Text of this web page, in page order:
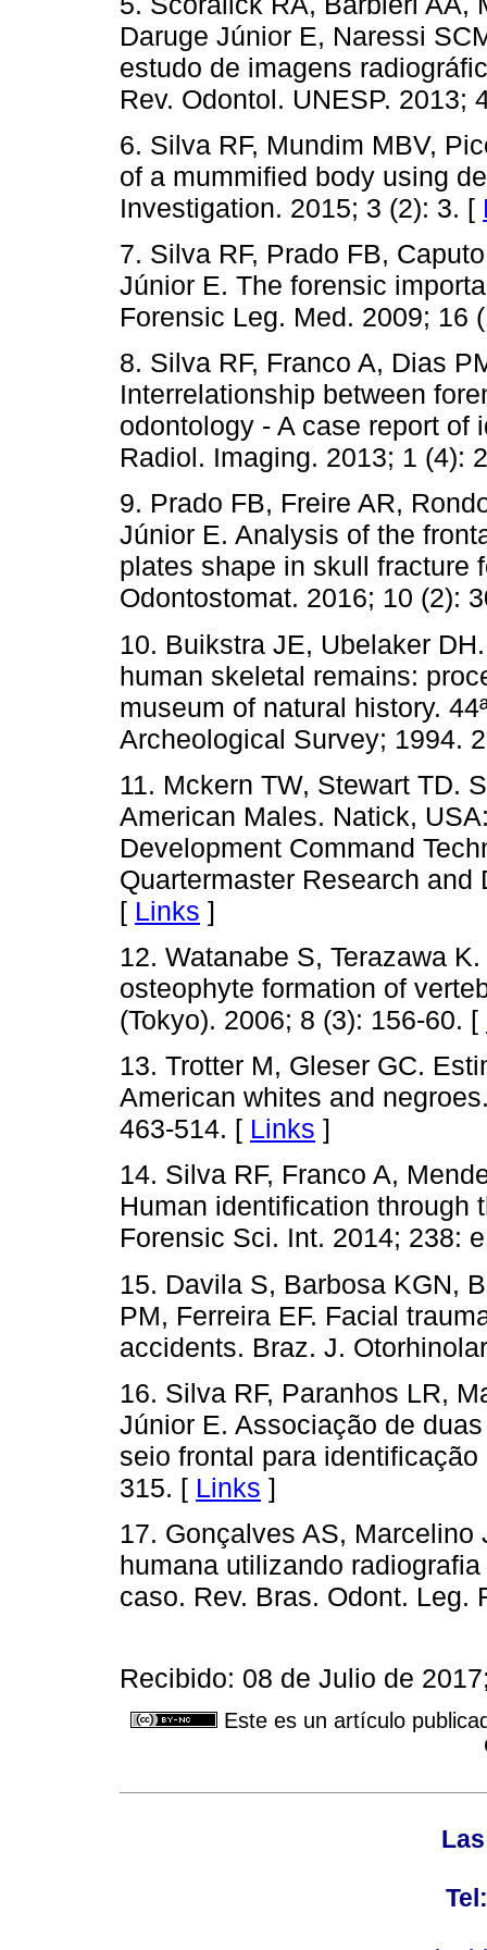
Daruge Júnior E, Naressi
estudo de imagens
Rev. Odontol. UNESP. 2013;
6. Silva RF, Mundim MBV,
of a mummified body using
Investigation. 2015; 3 (2): 3. [
7. Silva RF, Prado FB,
Júnior E. The forensic
Forensic Leg. Med. 2009; 16
8. Silva RF, Franco A, Dias
Interrelationship between
odontology - A case report of
Radiol. Imaging. 2013; 1 (4):
9. Prado FB, Freire AR,
Júnior E. Analysis of the
plates shape in skull fracture
Odontostomat. 2016; 10 (2):
10. Buikstra JE, Ubelaker
human skeletal remains:
museum of natural history.
Archeological Survey; 1994.
11. Mckern TW, Stewart TD.
American Males. Natick,
Development Command
Quartermaster Research
[ Links ]
12. Watanabe S, Terazawa
osteophyte formation of
(Tokyo). 2006; 8 (3): 156-60. [
13. Trotter M, Gleser GC.
American whites and
463-514. [ Links ]
14. Silva RF, Franco A,
Human identification through
Forensic Sci. Int. 2014; 238:
15. Davila S, Barbosa KGN,
PM, Ferreira EF. Facial
accidents. Braz. J.
16. Silva RF, Paranhos LR,
Júnior E. Associação de
seio frontal para
315. [ Links ]
17. Gonçalves AS,
humana utilizando
caso. Rev. Bras. Odont.
Recibido: 08 de Julio de
Este es un artículo